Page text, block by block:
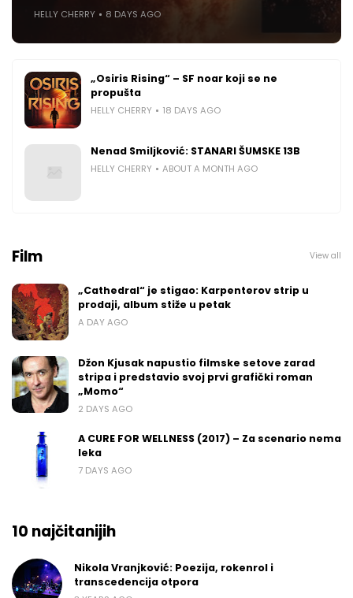
HELLY CHERRY 8 DAYS AGO
„Osiris Rising“ – SF noar koji se ne
propušta
HELLY CHERRY 18 DAYS AGO
Nenad Smiljković: STANARI ŠUMSKE 13B
HELLY CHERRY ABOUT A MONTH AGO
Film View all
„Cathedral“ je stigao: Karpenterov strip u
prodaji, album stiže u petak
A DAY AGO
Džon Kjusak napustio filmske setove zarad
stripa i predstavio svoj prvi grafički roman
„Momo“
2 DAYS AGO
A CURE FOR WELLNESS (2017) – Za scenario nema
leka
7 DAYS AGO
10 najčitanijih
Nikola Vranjković: Poezija, rokenrol i
transcedencija otpora